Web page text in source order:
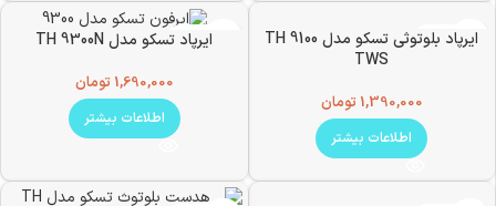
ناموجود
ایرپاد بلوتوثی تسکو مدل TH 9100
TWS
1,390,000 تومان
اطلاعات بیشتر
ناموجود
ایرپاد تسکو مدل TH 9300N
1,690,000 تومان
اطلاعات بیشتر